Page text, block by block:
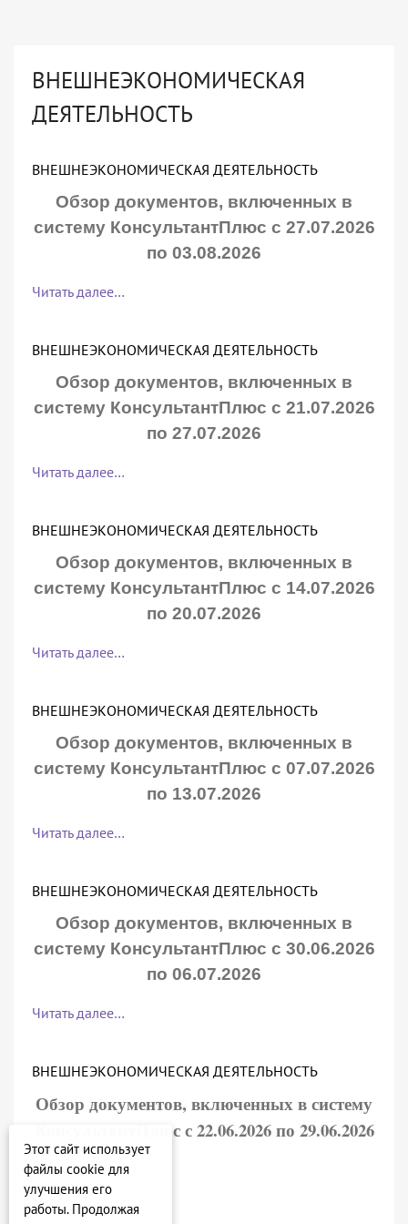
ВНЕШНЕЭКОНОМИЧЕСКАЯ
ДЕЯТЕЛЬНОСТЬ
ВНЕШНЕЭКОНОМИЧЕСКАЯ ДЕЯТЕЛЬНОСТЬ
Обзор документов, включенных в
систему КонсультантПлюс с 27.07.2026
по 03.08.2026
Читать далее…
ВНЕШНЕЭКОНОМИЧЕСКАЯ ДЕЯТЕЛЬНОСТЬ
Обзор документов, включенных в
систему КонсультантПлюс с 21.07.2026
по 27.07.2026
Читать далее…
ВНЕШНЕЭКОНОМИЧЕСКАЯ ДЕЯТЕЛЬНОСТЬ
Обзор документов, включенных в
систему КонсультантПлюс с 14.07.2026
по 20.07.2026
Читать далее…
ВНЕШНЕЭКОНОМИЧЕСКАЯ ДЕЯТЕЛЬНОСТЬ
Обзор документов, включенных в
систему КонсультантПлюс с 07.07.2026
по 13.07.2026
Читать далее…
ВНЕШНЕЭКОНОМИЧЕСКАЯ ДЕЯТЕЛЬНОСТЬ
Обзор документов, включенных в
систему КонсультантПлюс с 30.06.2026
по 06.07.2026
Читать далее…
ВНЕШНЕЭКОНОМИЧЕСКАЯ ДЕЯТЕЛЬНОСТЬ
Обзор документов, включенных в систему
КонсультантПлюс с 22.06.2026 по 29.06.2026
Читать далее…
Этот сайт использует
файлы cookie для
улучшения его
работы. Продолжая